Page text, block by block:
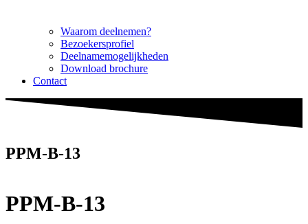
Waarom deelnemen?
Bezoekersprofiel
Deelnamemogelijkheden
Download brochure
Contact
PPM-B-13
PPM-B-13